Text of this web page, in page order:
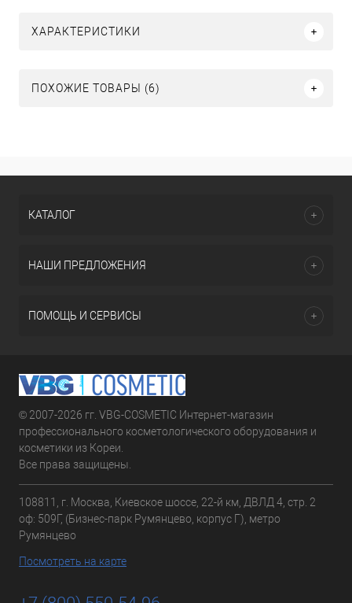
ХАРАКТЕРИСТИКИ
ПОХОЖИЕ ТОВАРЫ (6)
КАТАЛОГ
НАШИ ПРЕДЛОЖЕНИЯ
ПОМОЩЬ И СЕРВИСЫ
© 2007-2026 гг. VBG-COSMETIC Интернет-магазин
профессионального косметологического оборудования и
косметики из Кореи.
Все права защищены.
108811, г. Москва, Киевское шоссе, 22-й км, ДВЛД 4, стр. 2
оф: 509Г, (Бизнес-парк Румянцево, корпус Г), метро
Румянцево
Посмотреть на карте